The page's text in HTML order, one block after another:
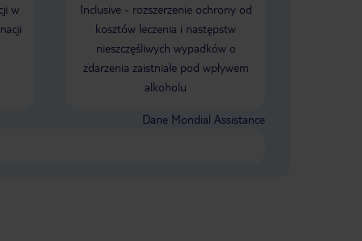
ani
ani w
i do
w
Inclusive - rozszerzenie ochrony od
kosztów leczenia i następstw
nieszczęśliwych wypadków o
zdarzenia zaistniałe pod wpływem
alkoholu
Dane Mondial Assistance